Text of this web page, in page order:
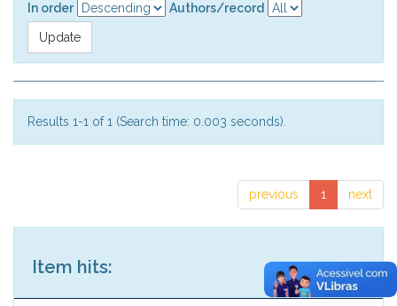
In order
Authors/record
Results 1-1 of 1 (Search time: 0.003 seconds).
previous 1 next
Item hits: